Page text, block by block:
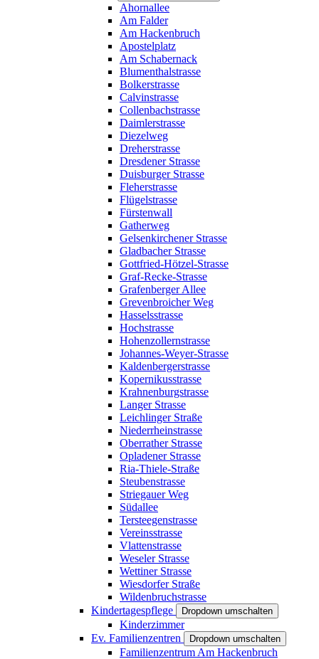
Ahornallee
Am Falder
Am Hackenbruch
Apostelplatz
Am Schabernack
Blumenthalstrasse
Bolkerstrasse
Calvinstrasse
Collenbachstrasse
Daimlerstrasse
Diezelweg
Dreherstrasse
Dresdener Strasse
Duisburger Strasse
Fleherstrasse
Flügelstrasse
Fürstenwall
Gatherweg
Gelsenkirchener Strasse
Gladbacher Strasse
Gottfried-Hötzel-Strasse
Graf-Recke-Strasse
Grafenberger Allee
Grevenbroicher Weg
Hasselsstrasse
Hochstrasse
Hohenzollernstrasse
Johannes-Weyer-Strasse
Kaldenbergerstrasse
Kopernikusstrasse
Krahnenburgstrasse
Langer Strasse
Leichlinger Straße
Niederrheinstrasse
Oberrather Strasse
Opladener Strasse
Ria-Thiele-Straße
Steubenstrasse
Striegauer Weg
Südallee
Tersteegenstrasse
Vereinsstrasse
Vlattenstrasse
Weseler Strasse
Wettiner Strasse
Wiesdorfer Straße
Wildenbruchstrasse
Kindertagespflege
Dropdown umschalten
Kinderzimmer
Ev. Familienzentren
Dropdown umschalten
Familienzentrum Am Hackenbruch